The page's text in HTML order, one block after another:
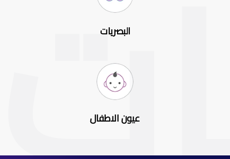
البصريات
عيون الاطفال